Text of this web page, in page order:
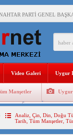
PARTİ GENEL
DOĞU
AKADEMİSİ
YILDIR KAYNAYAN
UYGUR
ANKARA
ÇİN’DEN “FETİHLER
Video Galeri Uygur
Manşetler
Analiz, Çin Din Doğu
Tarih Tüm Manşetler,